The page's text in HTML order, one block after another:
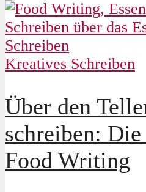
Kreatives Schreiben
Über den
schreiben:
Food Writing